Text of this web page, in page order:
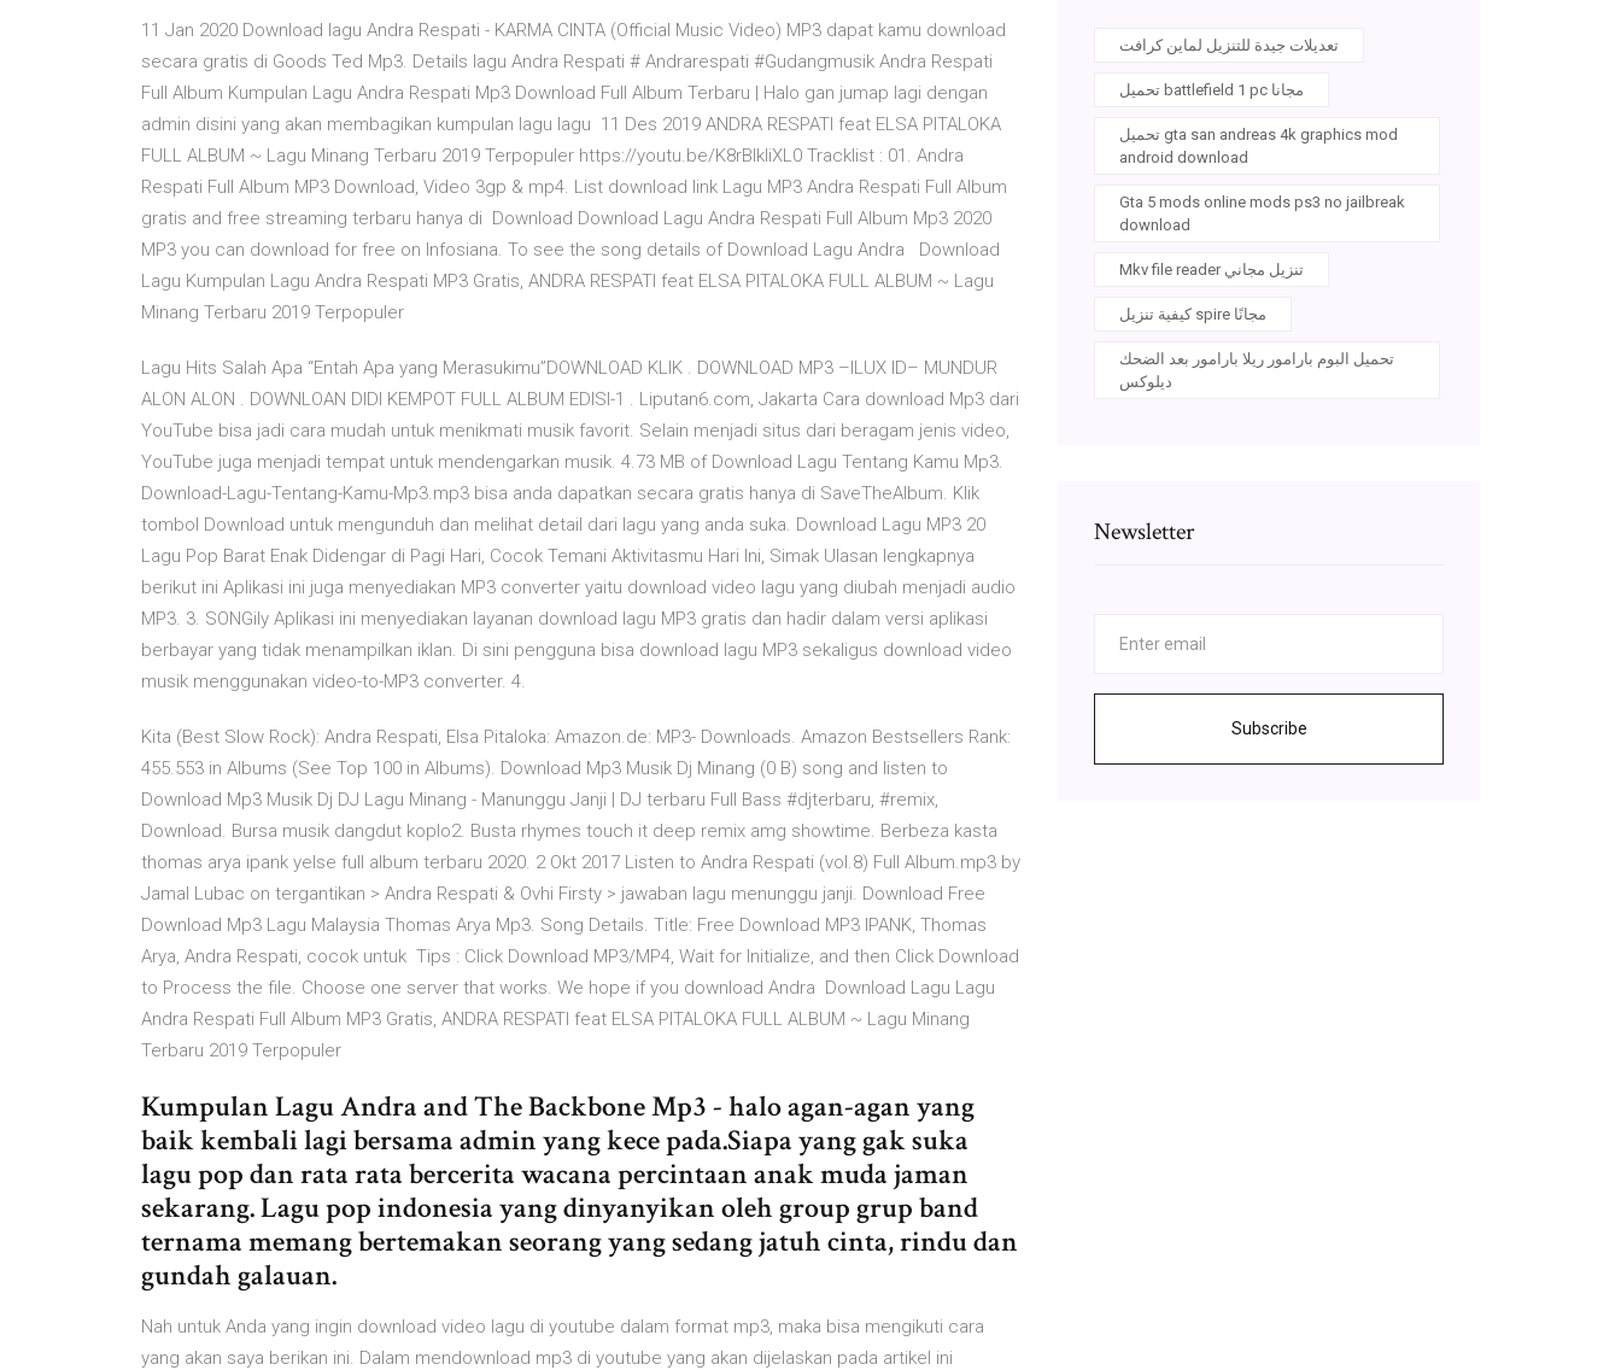
11 Jan 2020 Download lagu Andra Respati - KARMA CINTA (Official Music Video) MP3 dapat kamu download
secara gratis di Goods Ted Mp3. Details lagu Andra Respati # Andrarespati #Gudangmusik Andra Respati
Full Album Kumpulan Lagu Andra Respati Mp3 Download Full Album Terbaru | Halo gan jumap lagi dengan
admin disini yang akan membagikan kumpulan lagu lagu 11 Des 2019 ANDRA RESPATI feat ELSA PITALOKA
FULL ALBUM ~ Lagu Minang Terbaru 2019 Terpopuler https://youtu.be/K8rBlkIiXL0 Tracklist : 01. Andra
Respati Full Album MP3 Download, Video 3gp & mp4. List download link Lagu MP3 Andra Respati Full Album
gratis and free streaming terbaru hanya di Download Download Lagu Andra Respati Full Album Mp3 2020
MP3 you can download for free on Infosiana. To see the song details of Download Lagu Andra Download
Lagu Kumpulan Lagu Andra Respati MP3 Gratis, ANDRA RESPATI feat ELSA PITALOKA FULL ALBUM ~ Lagu
Minang Terbaru 2019 Terpopuler
Lagu Hits Salah Apa “Entah Apa yang Merasukimu”DOWNLOAD KLIK . DOWNLOAD MP3 –ILUX ID– MUNDUR
ALON ALON . DOWNLOAN DIDI KEMPOT FULL ALBUM EDISI-1 . Liputan6.com, Jakarta Cara download Mp3 dari
YouTube bisa jadi cara mudah untuk menikmati musik favorit. Selain menjadi situs dari beragam jenis video,
YouTube juga menjadi tempat untuk mendengarkan musik. 4.73 MB of Download Lagu Tentang Kamu Mp3.
Download-Lagu-Tentang-Kamu-Mp3.mp3 bisa anda dapatkan secara gratis hanya di SaveTheAlbum. Klik
tombol Download untuk mengunduh dan melihat detail dari lagu yang anda suka. Download Lagu MP3 20
Lagu Pop Barat Enak Didengar di Pagi Hari, Cocok Temani Aktivitasmu Hari Ini, Simak Ulasan lengkapnya
berikut ini Aplikasi ini juga menyediakan MP3 converter yaitu download video lagu yang diubah menjadi audio
MP3. 3. SONGily Aplikasi ini menyediakan layanan download lagu MP3 gratis dan hadir dalam versi aplikasi
berbayar yang tidak menampilkan iklan. Di sini pengguna bisa download lagu MP3 sekaligus download video
musik menggunakan video-to-MP3 converter. 4.
Kita (Best Slow Rock): Andra Respati, Elsa Pitaloka: Amazon.de: MP3- Downloads. Amazon Bestsellers Rank:
455.553 in Albums (See Top 100 in Albums). Download Mp3 Musik Dj Minang (0 B) song and listen to
Download Mp3 Musik Dj DJ Lagu Minang - Manunggu Janji | DJ terbaru Full Bass #djterbaru, #remix,
Download. Bursa musik dangdut koplo2. Busta rhymes touch it deep remix amg showtime. Berbeza kasta
thomas arya ipank yelse full album terbaru 2020. 2 Okt 2017 Listen to Andra Respati (vol.8) Full Album.mp3 by
Jamal Lubac on tergantikan > Andra Respati & Ovhi Firsty > jawaban lagu menunggu janji. Download Free
Download Mp3 Lagu Malaysia Thomas Arya Mp3. Song Details. Title: Free Download MP3 IPANK, Thomas
Arya, Andra Respati, cocok untuk Tips : Click Download MP3/MP4, Wait for Initialize, and then Click Download
to Process the file. Choose one server that works. We hope if you download Andra Download Lagu Lagu
Andra Respati Full Album MP3 Gratis, ANDRA RESPATI feat ELSA PITALOKA FULL ALBUM ~ Lagu Minang
Terbaru 2019 Terpopuler
Kumpulan Lagu Andra and The Backbone Mp3 - halo agan-agan yang
baik kembali lagi bersama admin yang kece pada.Siapa yang gak suka
lagu pop dan rata rata bercerita wacana percintaan anak muda jaman
sekarang. Lagu pop indonesia yang dinyanyikan oleh group grup band
ternama memang bertemakan seorang yang sedang jatuh cinta, rindu dan
gundah galauan.
Nah untuk Anda yang ingin download video lagu di youtube dalam format mp3, maka bisa mengikuti cara
yang akan saya berikan ini. Dalam mendownload mp3 di youtube yang akan dijelaskan pada artikel ini
تعديلات جيدة للتنزيل لماين كرافت
تحميل battlefield 1 pc مجانا
تحميل gta san andreas 4k graphics mod
android download
Gta 5 mods online mods ps3 no jailbreak
download
Mkv file reader تنزيل مجاني
كيفية تنزيل spire مجانًا
تحميل البوم بارامور ريلا بارامور بعد الضحك
ديلوكس
Newsletter
Subscribe